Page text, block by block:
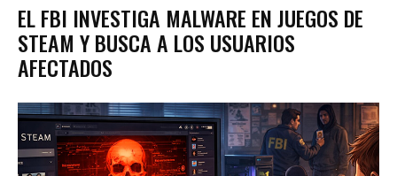
EL FBI INVESTIGA MALWARE EN JUEGOS DE
STEAM Y BUSCA A LOS USUARIOS
AFECTADOS